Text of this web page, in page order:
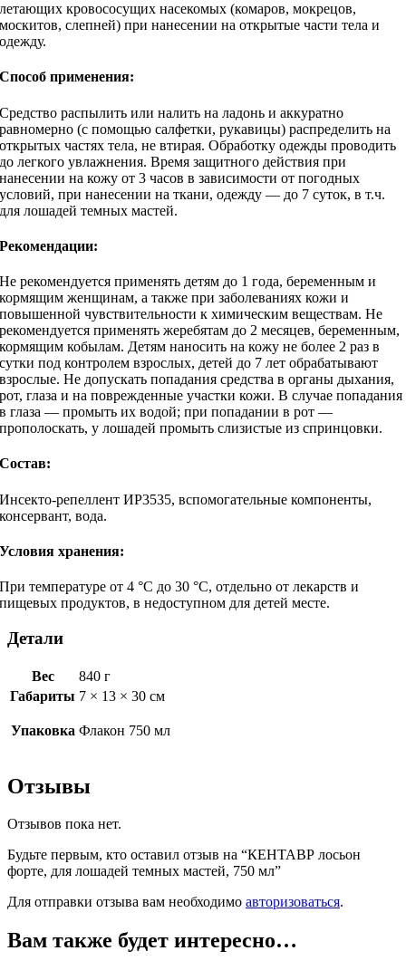
летающих кровососущих насекомых (комаров, мокрецов,
москитов, слепней) при нанесении на открытые части тела и
одежду.
Способ применения:
Средство распылить или налить на ладонь и аккуратно
равномерно (с помощью салфетки, рукавицы) распределить на
открытых частях тела, не втирая. Обработку одежды проводить
до легкого увлажнения. Время защитного действия при
нанесении на кожу от 3 часов в зависимости от погодных
условий, при нанесении на ткани, одежду — до 7 суток, в т.ч.
для лошадей темных мастей.
Рекомендации:
Не рекомендуется применять детям до 1 года, беременным и
кормящим женщинам, а также при заболеваниях кожи и
повышенной чувствительности к химическим веществам. Не
рекомендуется применять жеребятам до 2 месяцев, беременным,
кормящим кобылам. Детям наносить на кожу не более 2 раз в
сутки под контролем взрослых, детей до 7 лет обрабатывают
взрослые. Не допускать попадания средства в органы дыхания,
рот, глаза и на поврежденные участки кожи. В случае попадания
в глаза — промыть их водой; при попадании в рот —
прополоскать, у лошадей промыть слизистые из спринцовки.
Состав:
Инсекто-репеллент ИР3535, вспомогательные компоненты,
консервант, вода.
Условия хранения:
При температуре от 4 °С до 30 °С, отдельно от лекарств и
пищевых продуктов, в недоступном для детей месте.
Детали
Вес
840 г
Габариты 7 × 13 × 30 см
Упаковка Флакон 750 мл
Отзывы
Отзывов пока нет.
Будьте первым, кто оставил отзыв на “КЕНТАВР лосьон
форте, для лошадей темных мастей, 750 мл”
Для отправки отзыва вам необходимо авторизоваться.
Вам также будет интересно…